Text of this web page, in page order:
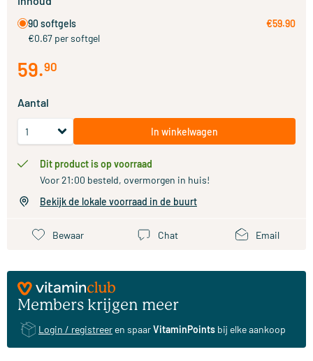
90 softgels
€0.67 per softgel
€59.90
59.90
Aantal
In winkelwagen
Dit product is op voorraad
Voor 21:00 besteld, overmorgen in huis!
Bekijk de lokale voorraad in de buurt
Bewaar Chat Email
Members krijgen meer
Login / registreer en spaarVitaminPoints bij elke aankoop